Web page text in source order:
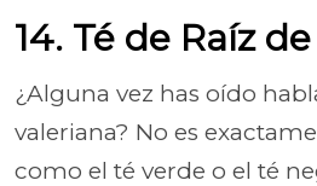
14. Té de Raíz
¿Alguna vez has oído
valeriana? No es
como el té verde o el té